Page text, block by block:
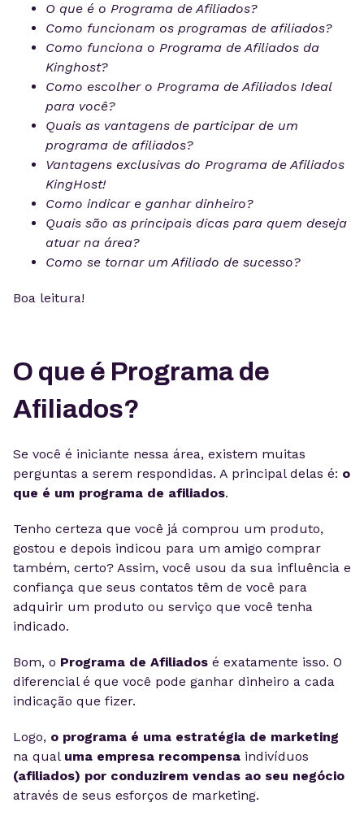
O que é o Programa de Afiliados?
Como funcionam os programas de afiliados?
Como funciona o Programa de Afiliados da
Kinghost?
Como escolher o Programa de Afiliados Ideal
para você?
Quais as vantagens de participar de um
programa de afiliados?
Vantagens exclusivas do Programa de Afiliados
KingHost!
Como indicar e ganhar dinheiro?
Quais são as principais dicas para quem deseja
atuar na área?
Como se tornar um Afiliado de sucesso?
Boa leitura!
O que é Programa de
Afiliados?
Se você é iniciante nessa área, existem muitas
perguntas a serem respondidas. A principal delas é: o
que é um programa de afiliados.
Tenho certeza que você já comprou um produto,
gostou e depois indicou para um amigo comprar
também, certo? Assim, você usou da sua influência e
confiança que seus contatos têm de você para
adquirir um produto ou serviço que você tenha
indicado.
Bom, o Programa de Afiliados é exatamente isso. O
diferencial é que você pode ganhar dinheiro a cada
indicação que fizer.
Logo, o programa é uma estratégia de marketing
na qual uma empresa recompensa indivíduos
(afiliados) por conduzirem vendas ao seu negócio
através de seus esforços de marketing.